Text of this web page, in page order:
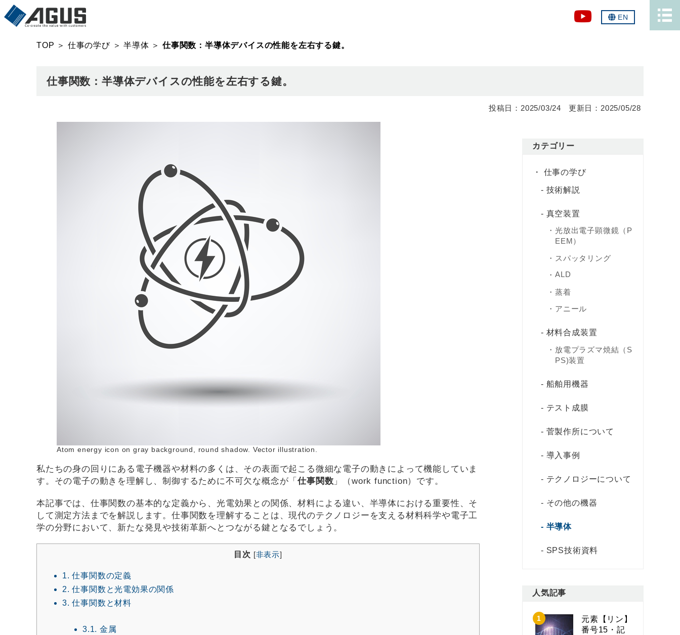
EN
TOP ＞ 仕事の学び＞半導体 ＞仕事関数：半導体デバイスの性能を左右する鍵。
仕事関数：半導体デバイスの性能を左右する鍵。
2025/03/24 2025/05/28
Atom energy icon on gray background, round shadow. Vector illustration.
私たちの身の回りにある電子機器や材料の多くは、その表面で起こる微細な電子の動きによって機能していま
す。その電子の動きを理解し、制御するために不可欠な概念が「仕事関数 」（work function）です。
本記事では、仕事関数の基本的な定義から、光電効果との関係、材料による違い、半導体における重要性、そ
して測定方法までを解説します。仕事関数を理解することは、現代のテクノロジーを支える材料科学や電子工
学の分野において、新たな発見や技術革新へとつながる鍵となるでしょう。
目次 [非表示]
1. 仕事関数の定義
2. 仕事関数と光電効果の関係
3. 仕事関数と材料
3.1. 金属
カテゴリー
仕事の学び
技術解説
真空装置
光放出電子顕微鏡（P
EEM）
スパッタリング
ALD
蒸着
アニール
材料合成装置
放電プラズマ焼結（S
PS)装置
船舶用機器
テスト成膜
菅製作所について
導入事例
テクノロジーについて
その他の機器
半導体
SPS技術資料
人気記事
元素【リン】
番号15・記